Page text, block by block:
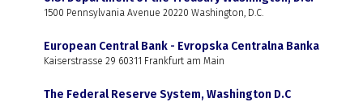
1500 Pennsylvania Avenue 20220 Washington, D.C.
European Central Bank - Evropska Centralna Banka
Kaiserstrasse 29 60311 Frankfurt am Main
The Federal Reserve System, Washington D.C